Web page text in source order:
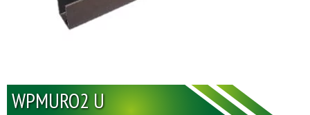
WPMURO2 U